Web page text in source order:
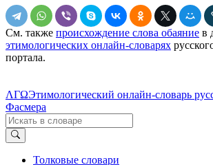
См. также происхождение слова обаяние в
этимологических онлайн-словарях
портала.
ΛΓΩЭтимологический онлайн-словарь
Фасмера
Толковые словари